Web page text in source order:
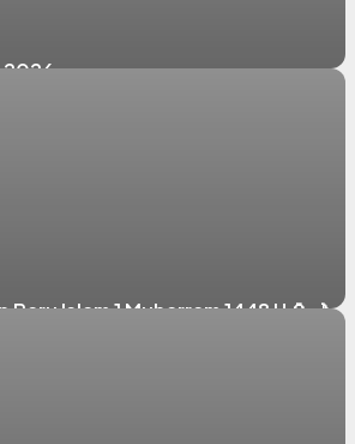
2026
Baru Islam 1 Muharram 1448 H 🏮🌙